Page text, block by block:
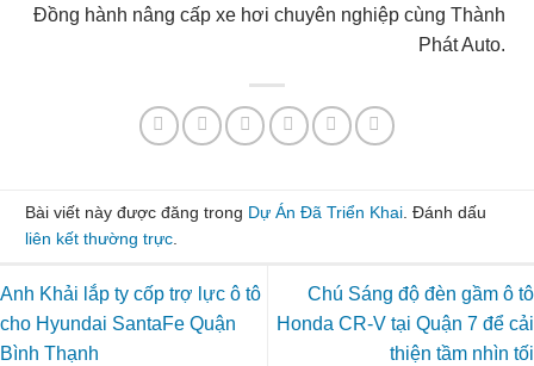
Đồng hành nâng cấp xe hơi chuyên nghiệp cùng Thành
Phát Auto.
Bài viết này được đăng trong Dự Án Đã Triển Khai. Đánh dấu
liên kết thường trực.
Anh Khải lắp ty cốp trợ lực ô tô
cho Hyundai SantaFe Quận
Bình Thạnh
Chú Sáng độ đèn gầm ô tô
Honda CR-V tại Quận 7 để cải
thiện tầm nhìn tối